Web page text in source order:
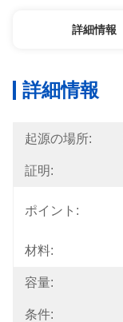
詳細情報
詳細情報
起源の場所:
証明:
ポイント:
材料:
容量:
条件: